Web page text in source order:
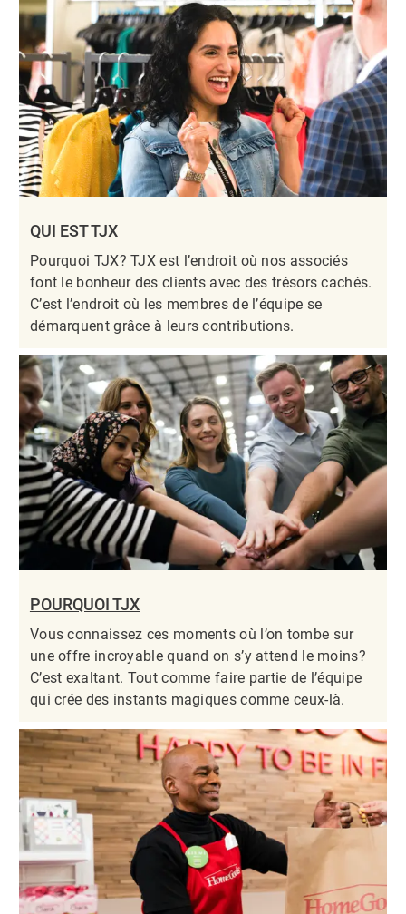
QUI EST TJX
Pourquoi TJX? TJX est l’endroit où nos associés
font le bonheur des clients avec des trésors cachés.
C’est l’endroit où les membres de l’équipe se
démarquent grâce à leurs contributions.​​​​​​​
POURQUOI TJX
Vous connaissez ces moments où l’on tombe sur
une offre incroyable quand on s’y attend le moins?
C’est exaltant. Tout comme faire partie de l’équipe
qui crée des instants magiques comme ceux-là.​​​​​​​